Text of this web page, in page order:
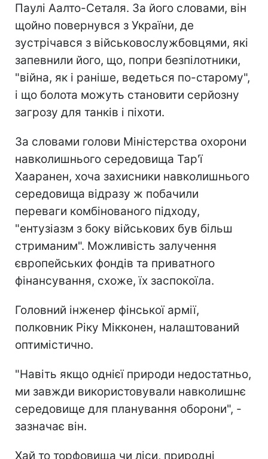
Паулі Аалто-Сеталя. За його словами, він
щойно повернувся з України, де
зустрічався з військовослужбовцями, які
запевнили його, що, попри безпілотники,
"війна, як і раніше, ведеться по-старому",
і що болота можуть становити серйозну
загрозу для танків і піхоти.
За словами голови Міністерства охорони
навколишнього середовища Тар'ї
Хааранен, хоча захисники навколишнього
середовища відразу ж побачили
переваги комбінованого підходу,
"ентузіазм з боку військових був більш
стриманим". Можливість залучення
європейських фондів та приватного
фінансування, схоже, їх заспокоїла.
Головний інженер фінської армії,
полковник Ріку Мікконен, налаштований
оптимістично.
"Навіть якщо однієї природи недостатньо,
ми завжди використовували навколишнє
середовище для планування оборони", -
зазначає він.
Хай то торфовища чи ліси, природні